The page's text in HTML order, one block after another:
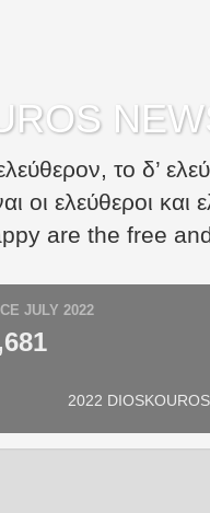
το δ’
οι ελεύθεροι και
are the free
JULY 2022
2022